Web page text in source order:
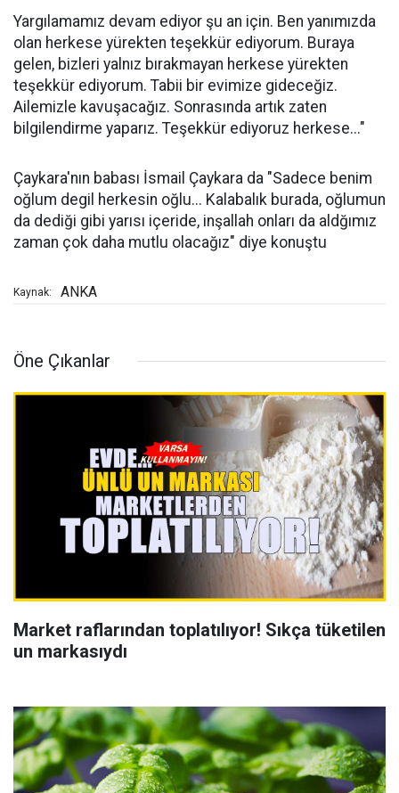
Yargılamamız devam ediyor şu an için. Ben yanımızda
olan herkese yürekten teşekkür ediyorum. Buraya
gelen, bizleri yalnız bırakmayan herkese yürekten
teşekkür ediyorum. Tabii bir evimize gideceğiz.
Ailemizle kavuşacağız. Sonrasında artık zaten
bilgilendirme yaparız. Teşekkür ediyoruz herkese..."
Çaykara'nın babası İsmail Çaykara da "Sadece benim
oğlum degil herkesin oğlu... Kalabalık burada, oğlumun
da dediği gibi yarısı içeride, inşallah onları da aldğımız
zaman çok daha mutlu olacağız" diye konuştu
Kaynak: ANKA
Öne Çıkanlar
Market raflarından toplatılıyor! Sıkça tüketilen
un markasıydı